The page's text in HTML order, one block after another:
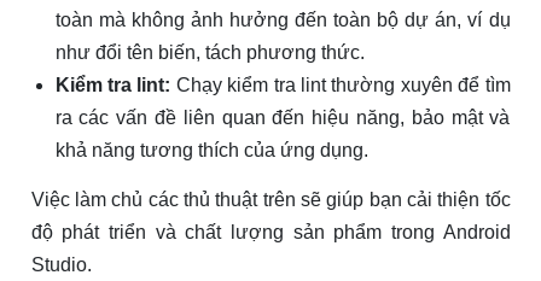
toàn mà không ảnh hưởng đến toàn bộ dự án, ví dụ
như đổi tên biến, tách phương thức.
Kiểm tra lint: Chạy kiểm tra lint thường xuyên để tìm
ra các vấn đề liên quan đến hiệu năng, bảo mật và
khả năng tương thích của ứng dụng.
Việc làm chủ các thủ thuật trên sẽ giúp bạn cải thiện tốc
độ phát triển và chất lượng sản phẩm trong Android
Studio.